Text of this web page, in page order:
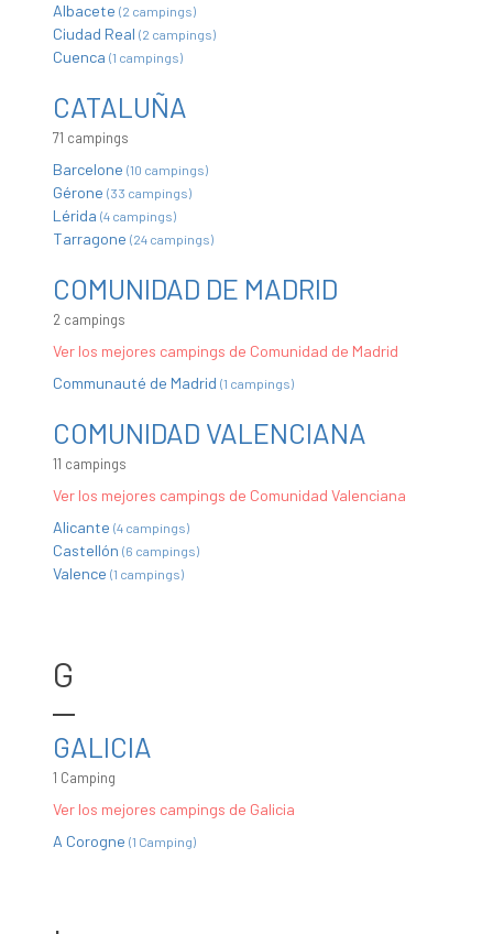
Albacete (2 campings)
Ciudad Real (2 campings)
Cuenca (1 campings)
CATALUÑA
71 campings
Barcelone (10 campings)
Gérone (33 campings)
Lérida (4 campings)
Tarragone (24 campings)
COMUNIDAD DE MADRID
2 campings
Ver los mejores campings de Comunidad de Madrid
Communauté de Madrid (1 campings)
COMUNIDAD VALENCIANA
11 campings
Ver los mejores campings de Comunidad Valenciana
Alicante (4 campings)
Castellón (6 campings)
Valence (1 campings)
G
GALICIA
1 Camping
Ver los mejores campings de Galicia
A Corogne (1 Camping)